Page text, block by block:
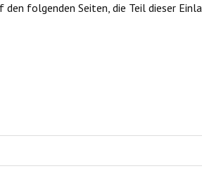
folgenden Seiten, die Teil dieser